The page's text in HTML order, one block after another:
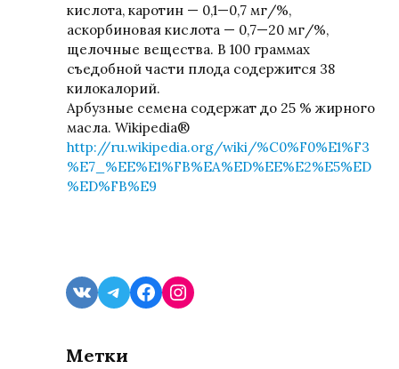
кислота, каротин — 0,1—0,7 мг/%,
аскорбиновая кислота — 0,7—20 мг/%,
щелочные вещества. В 100 граммах
съедобной части плода содержится 38
килокалорий.
Арбузные семена содержат до 25 % жирного
масла. Wikipedia®
http://ru.wikipedia.org/wiki/%C0%F0%E1%F3
%E7_%EE%E1%FB%EA%ED%EE%E2%E5%ED
%ED%FB%E9
VKTelegram
Facebook
Instagram
Метки